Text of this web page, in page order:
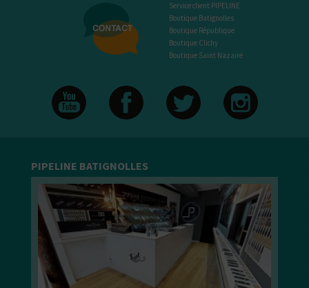
Service client PIPELINE
Boutique Batignolles
Boutique République
Boutique Clichy
Boutique Saint Nazaire
PIPELINE BATIGNOLLES